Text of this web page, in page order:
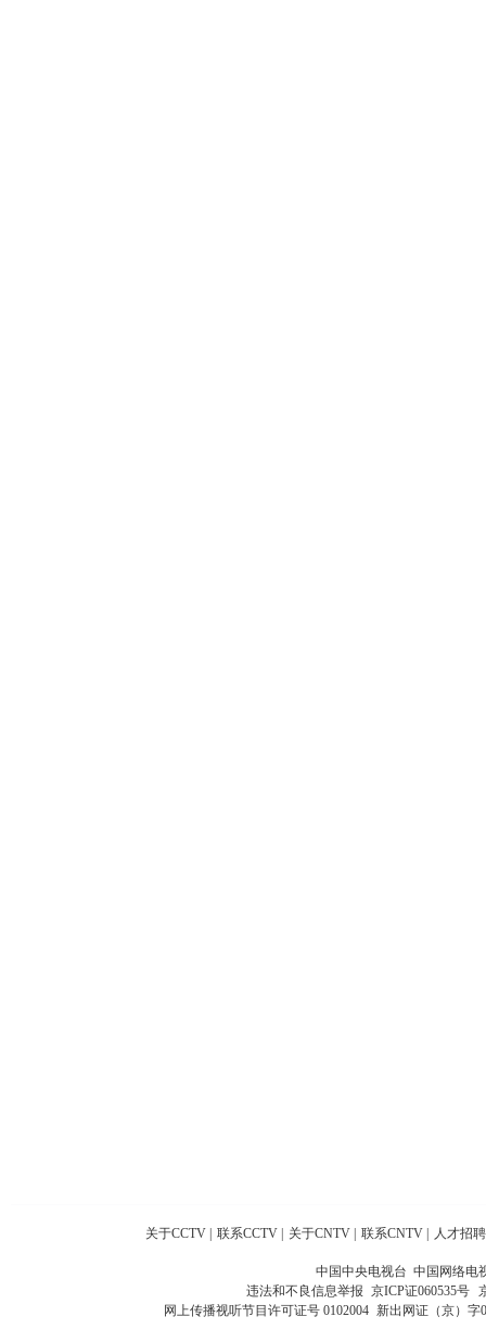
关于CCTV 联系CCTV 关于CNTV 联系CNTV 人才招聘
中国中央电视台 中国网络电
违法和不良信息举报 京ICP证060535号
网上传播视听节目许可证号 0102004 新出网证（京）